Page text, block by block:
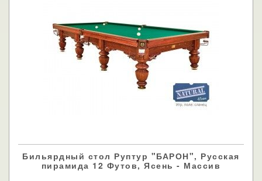
Бильярдный стол Руптур "БАРОН", Русская
пирамида 12 Футов, Ясень - Массив